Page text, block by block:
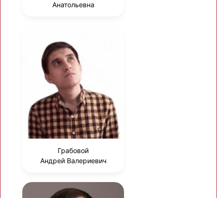
Анатольевна
Грабовой
Андрей Валериевич